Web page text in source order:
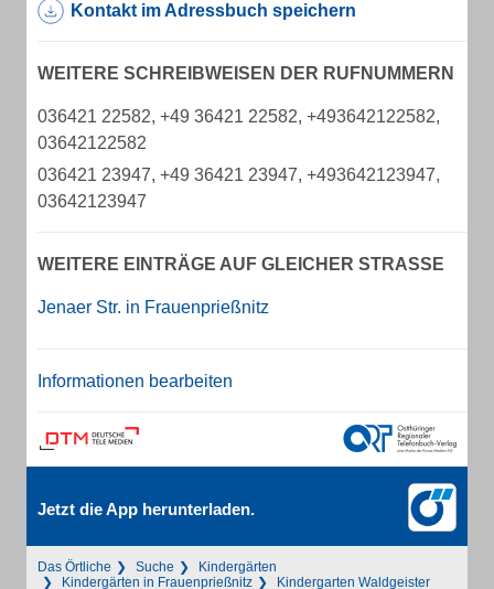
Kontakt im Adressbuch speichern
WEITERE SCHREIBWEISEN DER RUFNUMMERN
036421 22582, +49 36421 22582, +493642122582,
03642122582
036421 23947, +49 36421 23947, +493642123947,
03642123947
WEITERE EINTRÄGE AUF GLEICHER STRASSE
Jenaer Str. in Frauenprießnitz
Informationen bearbeiten
Jetzt die App herunterladen.
Das Örtliche Suche
Kindergärten
Kindergärten in Frauenprießnitz
Kindergarten Waldgeister